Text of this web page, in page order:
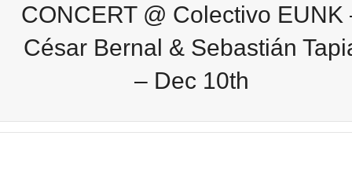
CONCERT @ Colectivo EUNK
César Bernal & Sebastián
– Dec 10th